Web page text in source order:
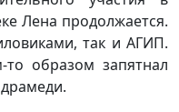
Лена продолжается.
так и АГИП.
образом запятнал